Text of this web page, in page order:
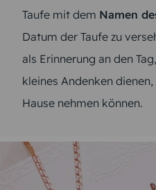
Taufe mit dem Namen
Datum der Taufe zu
als Erinnerung an den
kleines Andenken
Hause nehmen können.